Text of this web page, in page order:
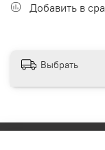
Добавить в
Выбрать